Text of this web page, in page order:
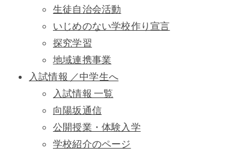
生徒自治会活動
いじめのない学校作り宣言
探究学習
地域連携事業
入試情報 ／中学生へ
入試情報 一覧
向陽坂通信
公開授業・体験入学
学校紹介のページ